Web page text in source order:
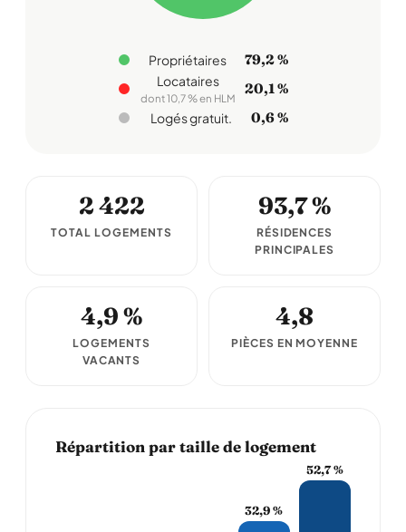
Propriétaires 79,2 %
Locataires
dont 10,7 % en HLM
20,1 %
Logés gratuit. 0,6 %
2 422
TOTAL LOGEMENTS
93,7 %
RÉSIDENCES
PRINCIPALES
4,9 %
LOGEMENTS
VACANTS
4,8
PIÈCES EN MOYENNE
Répartition par taille de logement
32,9 %
52,7 %